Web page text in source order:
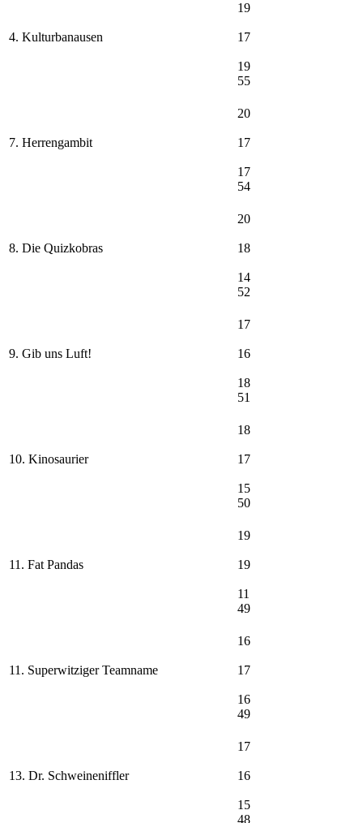
4. Kulturbanausen
19
17
19
55
7. Herrengambit
20
17
17
54
8. Die Quizkobras
20
18
14
52
9. Gib uns Luft!
17
16
18
51
10. Kinosaurier
18
17
15
50
11. Fat Pandas
19
19
11
49
11. Superwitziger Teamname
16
17
16
49
13. Dr. Schweineniffler
17
16
15
48